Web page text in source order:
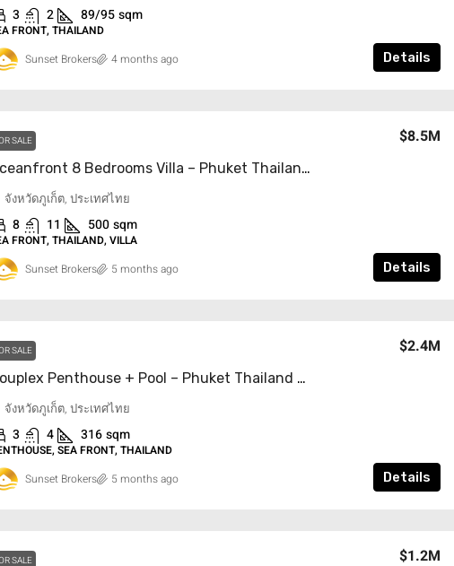
3 2 89/95sqm
FRONT, THAILAND
Details
Sunset Brokers 4 months ago
SALE
Oceanfront 8 Bedrooms Villa – Phuket Thailand
$8.5M
จังหวัดภูเก็ต, ประเทศไทย
8 11 500sqm
FRONT, THAILAND, VILLA
Details
Sunset Brokers 5 months ago
SALE
Douplex Penthouse + Pool – Phuket Thailand
$2.4M
จังหวัดภูเก็ต, ประเทศไทย
3 4 316sqm
SEA FRONT, THAILAND
Details
Sunset Brokers 5 months ago
SALE $1.2M